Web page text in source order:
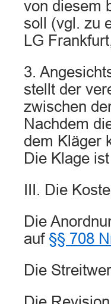
von diesem
soll (vgl. zu
LG
3.
stellt der
zwischen
Nachdem
dem Kläger
Die Klage
III. Die
Die
auf §§ 708
Die